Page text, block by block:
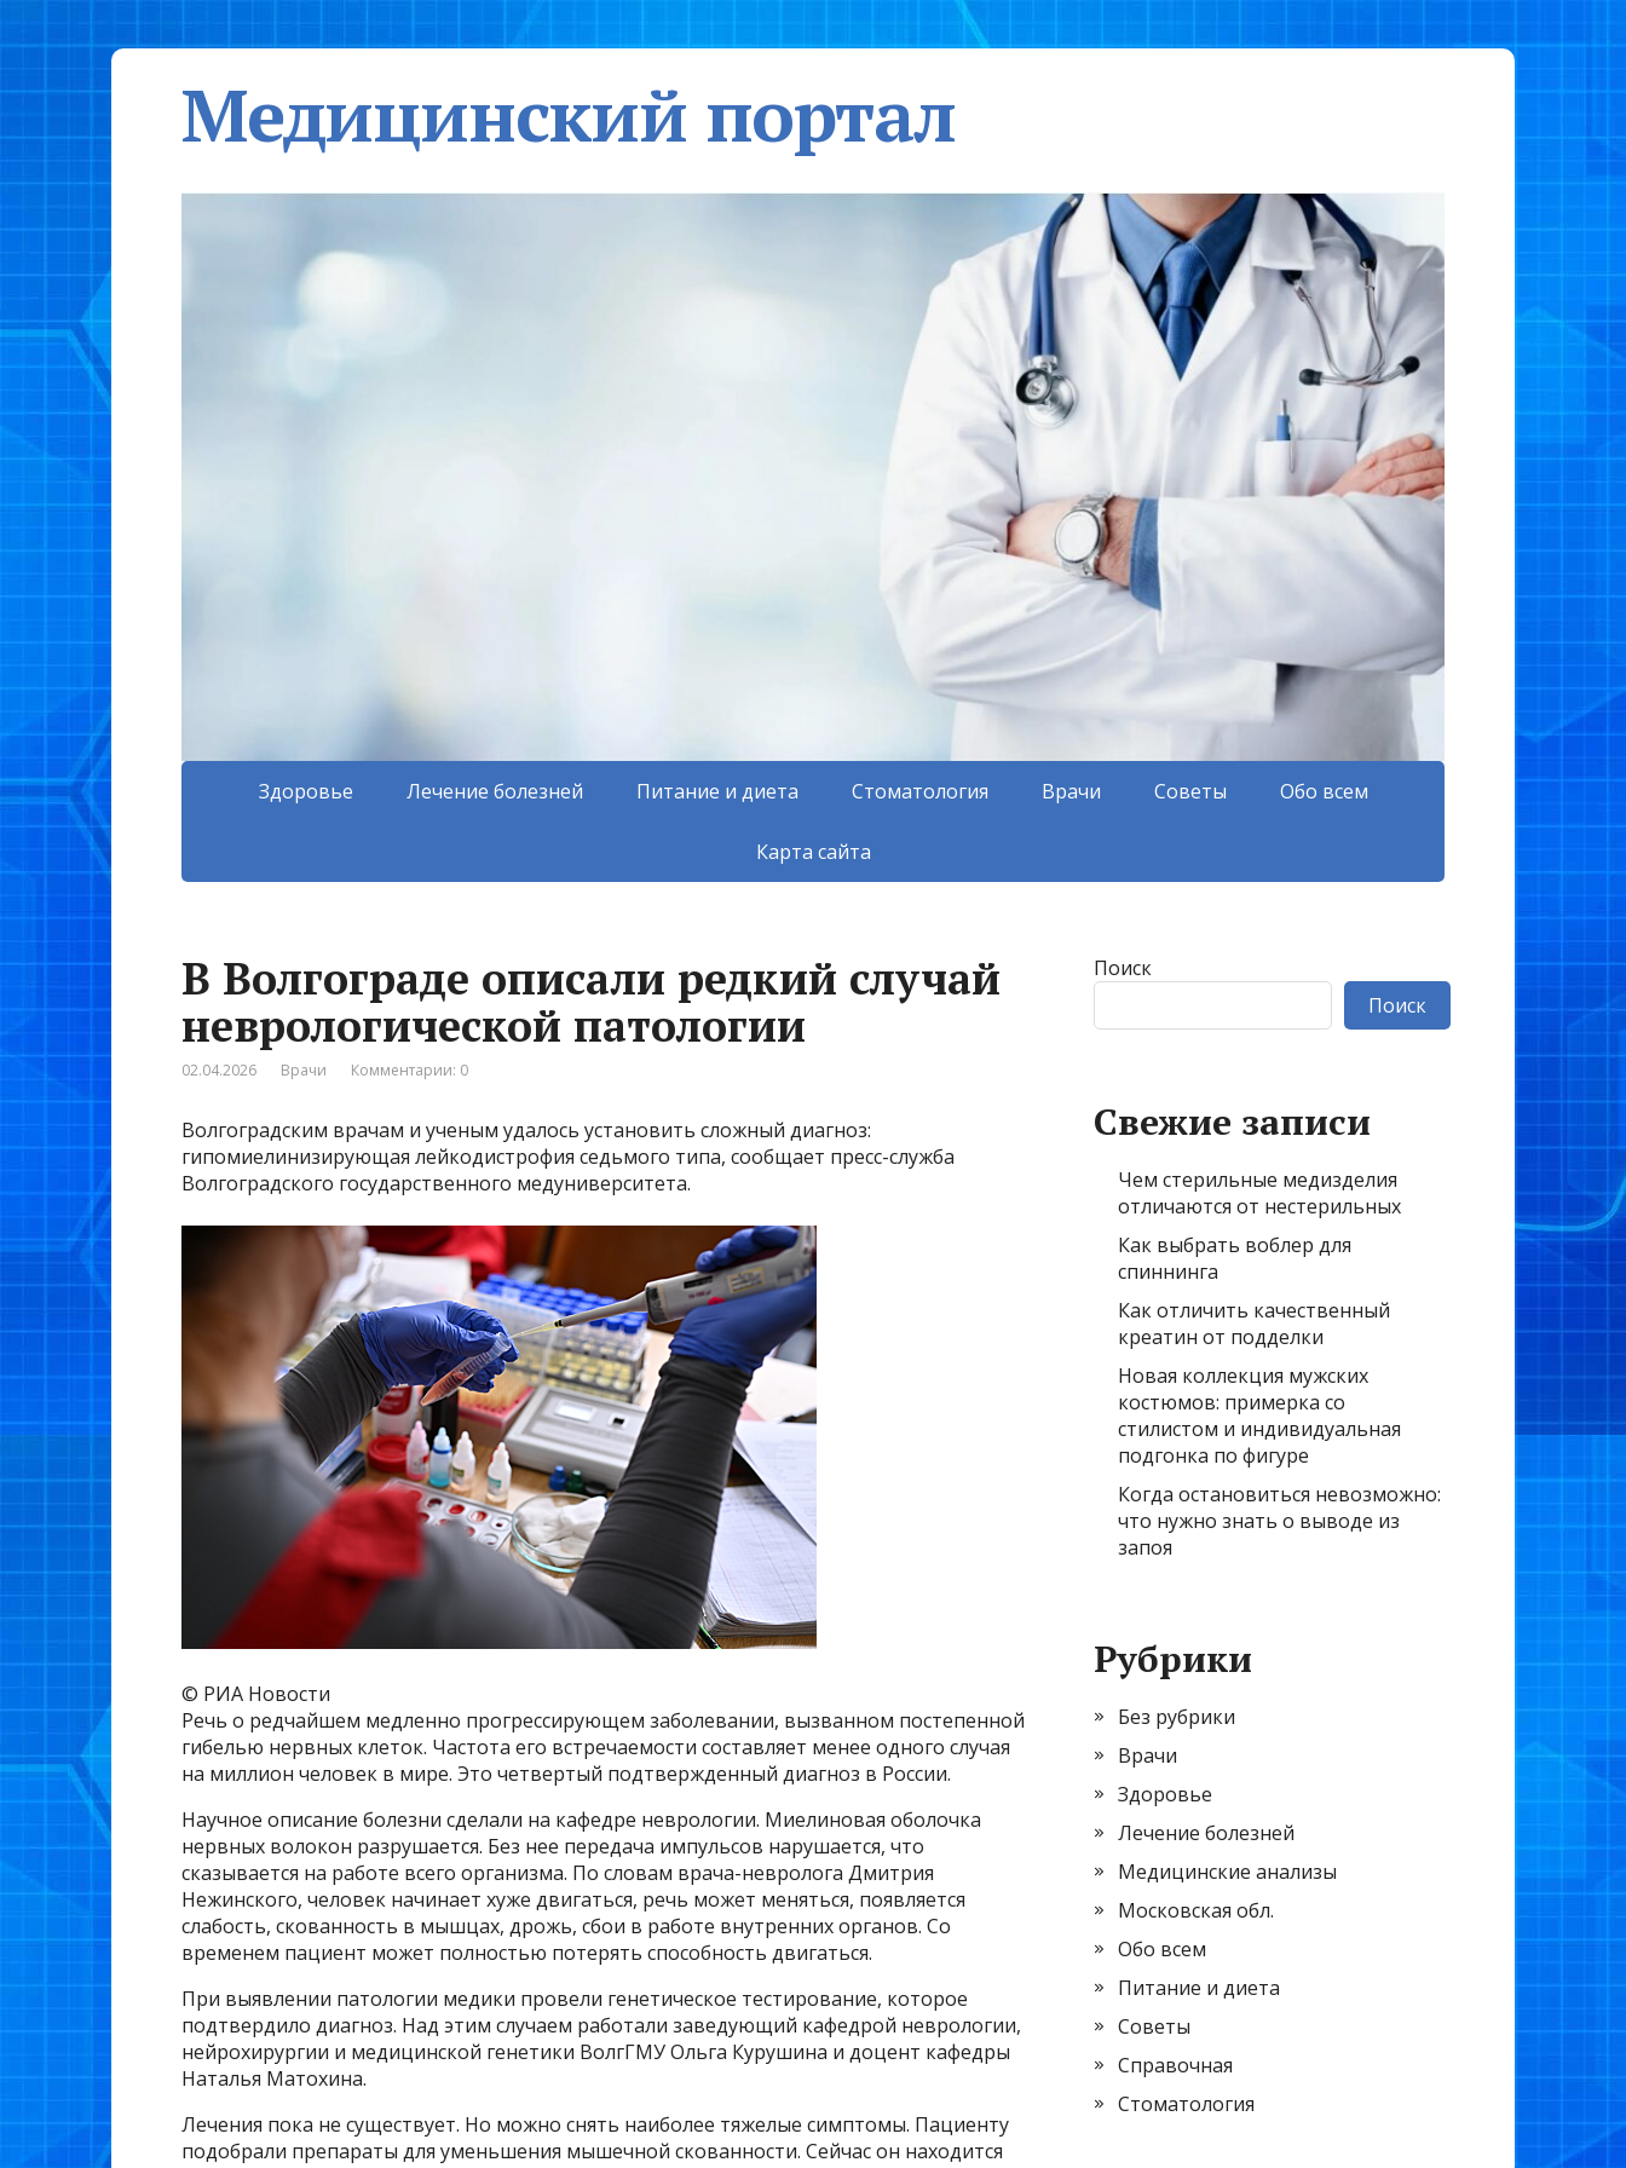
Медицинский портал
Здоровье Лечение болезней Питание и диета Стоматология Врачи Советы Обо всем
Карта сайта
В Волгограде описали редкий случай
неврологической патологии
02.04.2026 Врачи Комментарии: 0
Волгоградским врачам и ученым удалось установить сложный диагноз:
гипомиелинизирующая лейкодистрофия седьмого типа, сообщает пресс-служба
Волгоградского государственного медуниверситета.
© РИА Новости
Речь о редчайшем медленно прогрессирующем заболевании, вызванном постепенной
гибелью нервных клеток. Частота его встречаемости составляет менее одного случая
на миллион человек в мире. Это четвертый подтвержденный диагноз в России.
Научное описание болезни сделали на кафедре неврологии. Миелиновая оболочка
нервных волокон разрушается. Без нее передача импульсов нарушается, что
сказывается на работе всего организма. По словам врача-невролога Дмитрия
Нежинского, человек начинает хуже двигаться, речь может меняться, появляется
слабость, скованность в мышцах, дрожь, сбои в работе внутренних органов. Со
временем пациент может полностью потерять способность двигаться.
При выявлении патологии медики провели генетическое тестирование, которое
подтвердило диагноз. Над этим случаем работали заведующий кафедрой неврологии,
нейрохирургии и медицинской генетики ВолгГМУ Ольга Курушина и доцент кафедры
Наталья Матохина.
Лечения пока не существует. Но можно снять наиболее тяжелые симптомы. Пациенту
подобрали препараты для уменьшения мышечной скованности. Сейчас он находится
Поиск
Поиск
Свежие записи
Чем стерильные медизделия
отличаются от нестерильных
Как выбрать воблер для
спиннинга
Как отличить качественный
креатин от подделки
Новая коллекция мужских
костюмов: примерка со
стилистом и индивидуальная
подгонка по фигуре
Когда остановиться невозможно:
что нужно знать о выводе из
запоя
Рубрики
Без рубрики
Врачи
Здоровье
Лечение болезней
Медицинские анализы
Московская обл.
Обо всем
Питание и диета
Советы
Справочная
Стоматология